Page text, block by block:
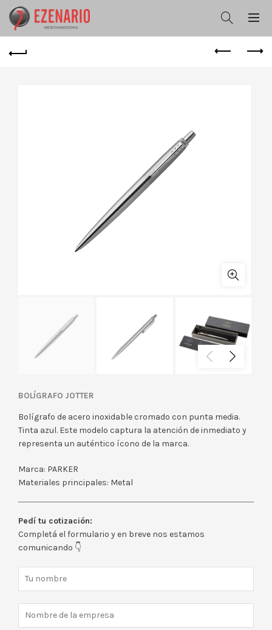
Bolígrafo Jotter
Bolígrafo de acero inoxidable cromado con punta media.
Tinta azul. Este modelo captura la atención de inmediato y
representa un auténtico ícono de la marca.
Marca: PARKER
Materiales principales: Metal
Pedí tu cotización:
Completá el formulario y en breve nos estamos
comunicando 👇